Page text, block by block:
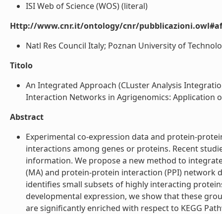
ISI Web of Science (WOS) (literal)
Http://www.cnr.it/ontology/cnr/
Natl Res Council Italy; Poznan University of
Titolo
An Integrated Approach (CLuster Analysis
Interaction Networks in Agrigenomics: Application
Abstract
Experimental co-expression data and protein-
interactions among genes or proteins. Recent
information. We propose a new method to
(MA) and protein-protein interaction (PPI) network
identifies small subsets of highly interacting
developmental expression, we show that these
are significantly enriched with respect to KEGG